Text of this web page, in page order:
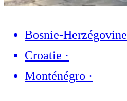
Bosnie-Herzégovine
Croatie ·
Monténégro ·